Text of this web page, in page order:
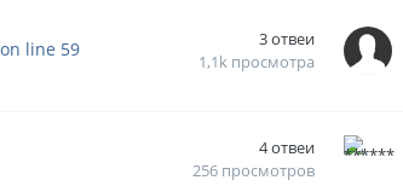
line 59
3отвеи
1,1k просмотра
4отвеи
256 просмотров